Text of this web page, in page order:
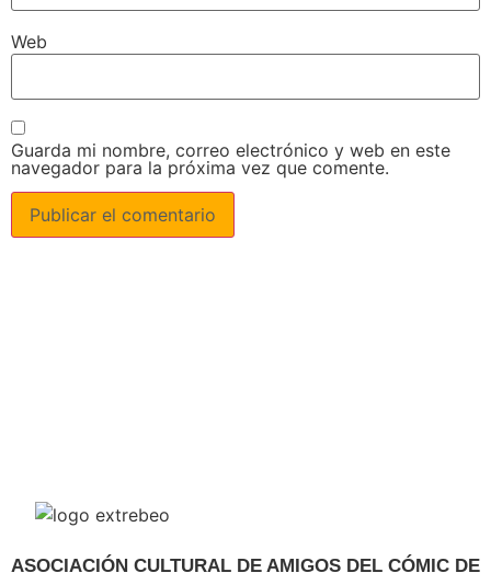
Web
Guarda mi nombre, correo electrónico y web en este
navegador para la próxima vez que comente.
ASOCIACIÓN CULTURAL DE AMIGOS DEL CÓMIC DE